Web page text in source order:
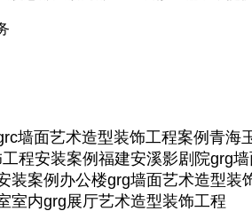
墙面艺术造型装饰工程案例 青海
程安装案例 福建安溪影剧院grg
装案例 办公楼grg墙面艺术造型装
室内grg展厅艺术造型装饰工程